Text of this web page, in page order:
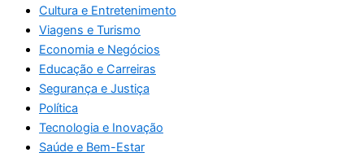
Cultura e Entretenimento
Viagens e Turismo
Economia e Negócios
Educação e Carreiras
Segurança e Justiça
Política
Tecnologia e Inovação
Saúde e Bem-Estar